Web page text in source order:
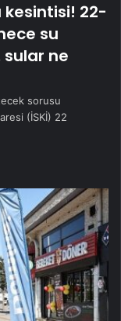
kesintisi! 22-
su
ne
sorusu
(İSKİ) 22